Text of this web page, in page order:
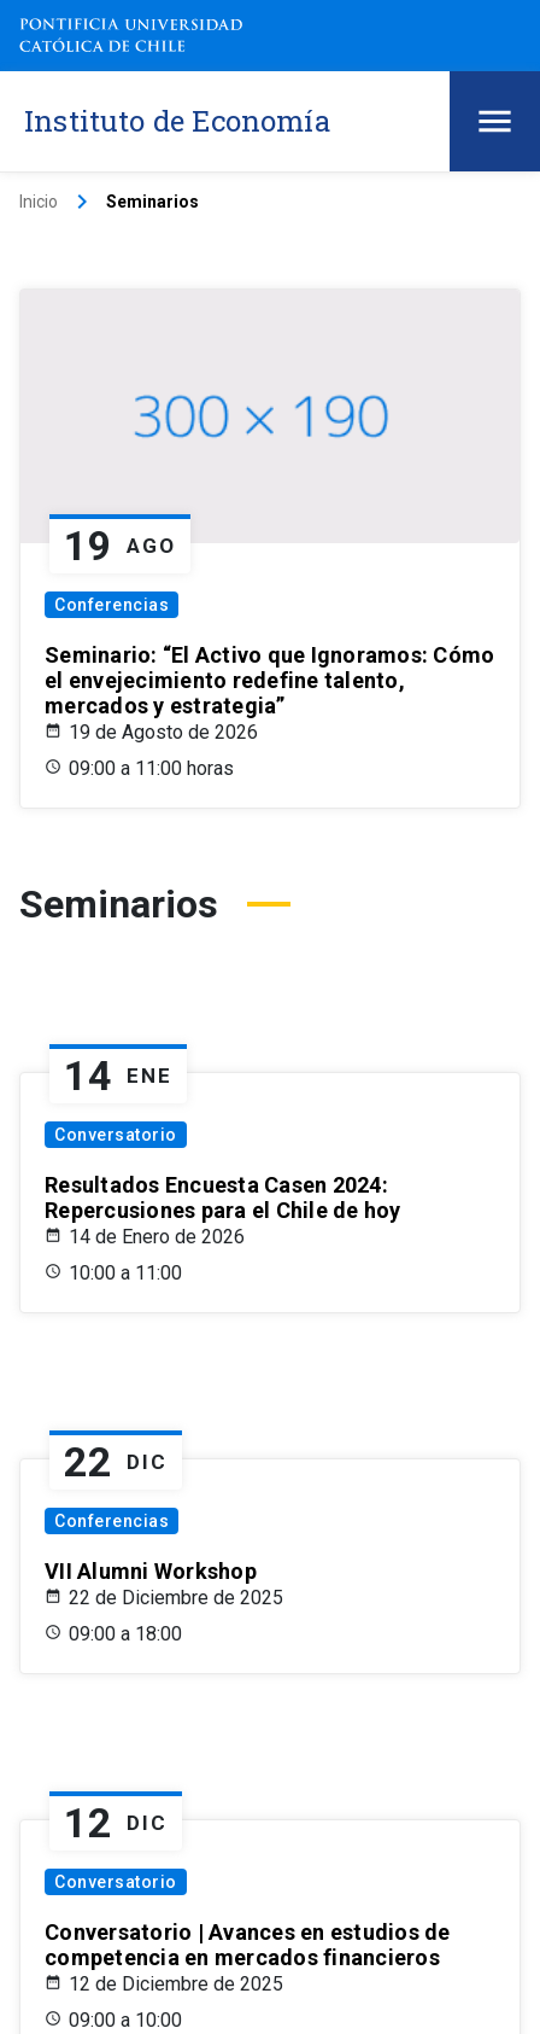
Instituto de Economía
Inicio keyboard_arrow_right Seminarios
19 AGO
Conferencias
Seminario: “El Activo que Ignoramos: Cómo
el envejecimiento redefine talento,
mercados y estrategia”
19 de Agosto de 2026
09:00 a 11:00 horas
Seminarios
14 ENE
Conversatorio
Resultados Encuesta Casen 2024:
Repercusiones para el Chile de hoy
14 de Enero de 2026
10:00 a 11:00
22 DIC
Conferencias
VII Alumni Workshop
22 de Diciembre de 2025
09:00 a 18:00
12 DIC
Conversatorio
Conversatorio | Avances en estudios de
competencia en mercados financieros
12 de Diciembre de 2025
09:00 a 10:00